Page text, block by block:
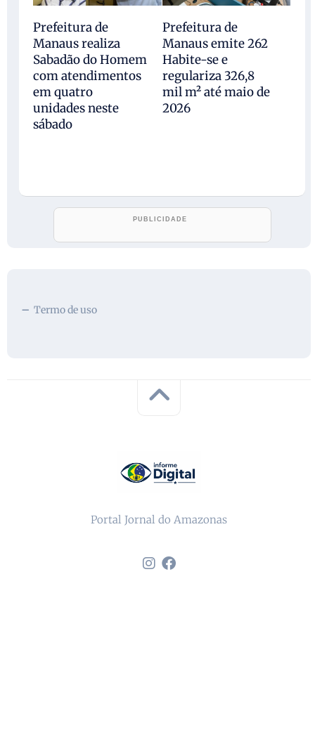
Prefeitura de
Manaus realiza
Sabadão do Homem
com atendimentos
em quatro
unidades neste
sábado
Prefeitura de
Manaus emite 262
Habite-se e
regulariza 326,8
mil m² até maio de
2026
Termo de uso
Portal Jornal do Amazonas